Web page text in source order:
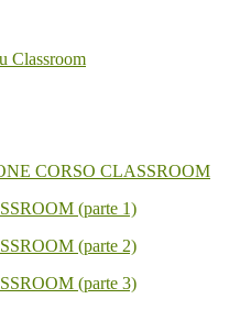
Classroom
CORSO CLASSROOM
(parte 1)
(parte 2)
(parte 3)